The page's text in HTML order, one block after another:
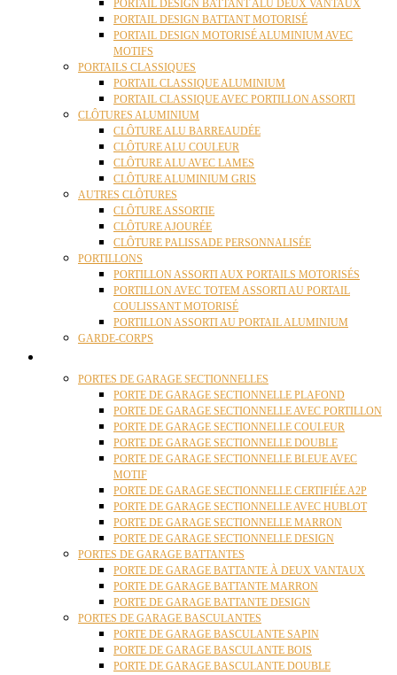
PORTAIL DESIGN BATTANT ALU DEUX VANTAUX
PORTAIL DESIGN BATTANT MOTORISÉ
PORTAIL DESIGN MOTORISÉ ALUMINIUM AVEC
MOTIFS
PORTAILS CLASSIQUES
PORTAIL CLASSIQUE ALUMINIUM
PORTAIL CLASSIQUE AVEC PORTILLON ASSORTI
CLÔTURES ALUMINIUM
CLÔTURE ALU BARREAUDÉE
CLÔTURE ALU COULEUR
CLÔTURE ALU AVEC LAMES
CLÔTURE ALUMINIUM GRIS
AUTRES CLÔTURES
CLÔTURE ASSORTIE
CLÔTURE AJOURÉE
CLÔTURE PALISSADE PERSONNALISÉE
PORTILLONS
PORTILLON ASSORTI AUX PORTAILS MOTORISÉS
PORTILLON AVEC TOTEM ASSORTI AU PORTAIL
COULISSANT MOTORISÉ
PORTILLON ASSORTI AU PORTAIL ALUMINIUM
GARDE-CORPS
PORTES DE GARAGE SECTIONNELLES
PORTE DE GARAGE SECTIONNELLE PLAFOND
PORTE DE GARAGE SECTIONNELLE AVEC PORTILLON
PORTE DE GARAGE SECTIONNELLE COULEUR
PORTE DE GARAGE SECTIONNELLE DOUBLE
PORTE DE GARAGE SECTIONNELLE BLEUE AVEC
MOTIF
PORTE DE GARAGE SECTIONNELLE CERTIFIÉE A2P
PORTE DE GARAGE SECTIONNELLE AVEC HUBLOT
PORTE DE GARAGE SECTIONNELLE MARRON
PORTE DE GARAGE SECTIONNELLE DESIGN
PORTES DE GARAGE BATTANTES
PORTE DE GARAGE BATTANTE À DEUX VANTAUX
PORTE DE GARAGE BATTANTE MARRON
PORTE DE GARAGE BATTANTE DESIGN
PORTES DE GARAGE BASCULANTES
PORTE DE GARAGE BASCULANTE SAPIN
PORTE DE GARAGE BASCULANTE BOIS
PORTE DE GARAGE BASCULANTE DOUBLE